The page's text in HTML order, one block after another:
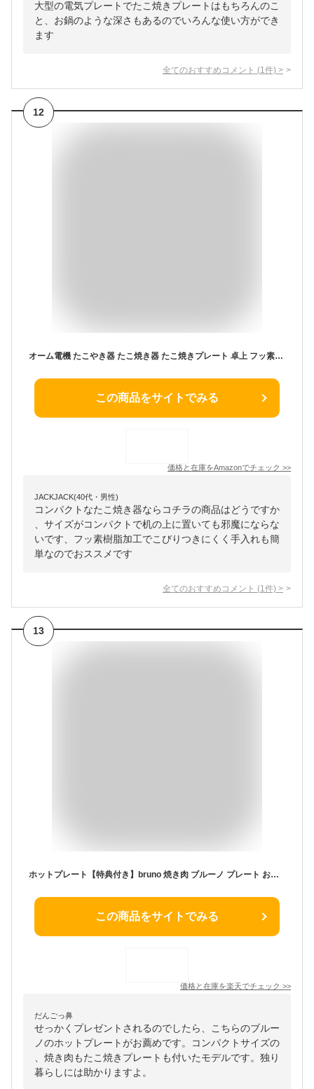
大型の電気プレートでたこ焼きプレートはもちろんのこ
と、お鍋のような深さもあるのでいろんな使い方ができ
ます
全てのおすすめコメント (1 件) >
12
オーム電機 たこやき器 たこ焼き器 たこ焼きプレート 卓上 フッ素樹脂加工プレート 18個焼き ブラック COK-E-T65-AH-K 08-3291 OHM
この商品をサイトでみる
価格と在庫をAmazonでチェック >>
JACKJACK(40代・男性)
コンパクトなたこ焼き器ならコチラの商品はどうですか
、サイズがコンパクトで机の上に置いても邪魔にならな
いです、フッ素樹脂加工でこびりつきにくく手入れも簡
単なのでおススメです
全てのおすすめコメント (1 件) >
13
ホットプレート【特典付き】bruno 焼き肉 ブルーノ プレート お好み焼き インスタ おしゃれ 琺瑯風 たこ焼きパーティー ホーロー風 小さめ ママ会 家飲み 洗いやすい たこ焼き器 焼肉 かわいい【ポイント10倍 送料無料】 [ BRUNO コンパクトホットプレート ]
この商品をサイトでみる
価格と在庫を楽天でチェック >>
だんごっ鼻
せっかくプレゼントされるのでしたら、こちらのブルー
ノのホットプレートがお薦めです。コンパクトサイズの
、焼き肉もたこ焼きプレートも付いたモデルです。独り
暮らしには助かりますよ。